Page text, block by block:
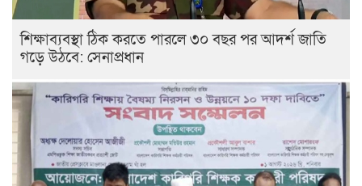
শিক্ষাব্যবস্থা ঠিক করতে পারলে ৩০ বছর পর আদর্শ জাতি
গড়ে উঠবে: সেনাপ্রধান